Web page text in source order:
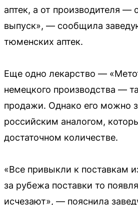
аптек, а от производителя —
выпуск», — сообщила
тюменских аптек.
Еще одно лекарство —
немецкого производства —
продажи. Однако его можно
российским аналогом,
достаточном количестве.
«Все привыкли к поставкам
за рубежа поставки то
исчезают», — пояснила